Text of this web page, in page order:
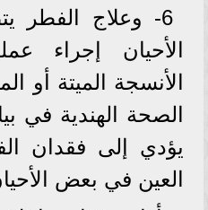
6- وعلاج الفطر
الأحيان إجراء
الأنسجة الميتة أو
الصحة الهندية في
يؤدي إلى فقدان
العين في بعض